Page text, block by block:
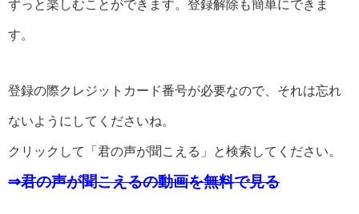
ずっと楽しむことができます。登録解除も簡単にできま
す。
登録の際クレジットカード番号が必要なので、それは忘れ
ないようにしてくださいね。
クリックして「君の声が聞こえる」と検索してください。
⇒君の声が聞こえるの動画を無料で見る